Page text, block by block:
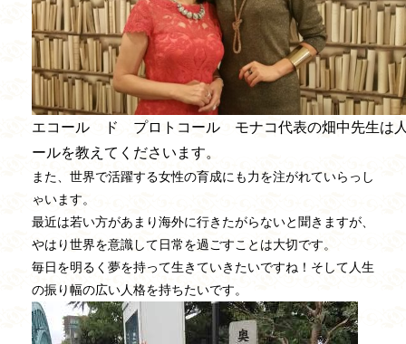
エコール ド プロトコール モナコ代表の畑中先生は人
ールを教えてくださいます。
また、世界で活躍する女性の育成にも力を注がれていらっし
ゃいます。
最近は若い方があまり海外に行きたがらないと聞きますが、
やはり世界を意識して日常を過ごすことは大切です。
毎日を明るく夢を持って生きていきたいですね！そして人生
の振り幅の広い人格を持ちたいです。